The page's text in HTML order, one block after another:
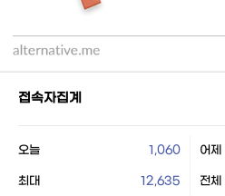
접속자집계
오늘 1,060 어제
최대 12,635 전체